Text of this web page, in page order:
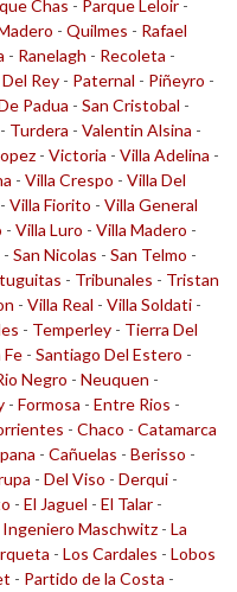
Chas - Parque Leloir -
- Quilmes - Rafael
- Ranelagh - Recoleta -
Rey - Paternal - Piñeyro -
Padua - San Cristobal -
- Turdera - Valentin Alsina -
- Victoria - Villa Adelina -
- Villa Crespo - Villa Del
- Villa Fiorito - Villa General
- Villa Luro - Villa Madero -
- San Nicolas - San Telmo -
- Tribunales - Tristan
- Villa Real - Villa Soldati -
- Temperley - Tierra Del
Fe - Santiago Del Estero -
Negro - Neuquen -
- Formosa - Entre Rios -
- Chaco - Catamarca
- Cañuelas - Berisso -
- Del Viso - Derqui -
- El Jaguel - El Talar -
Ingeniero Maschwitz - La
- Los Cardales - Lobos
- Partido de la Costa -